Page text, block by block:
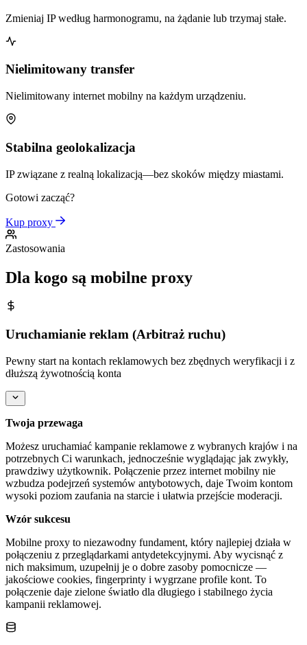
Zmieniaj IP według harmonogramu, na żądanie lub trzymaj stałe.
Nielimitowany transfer
Nielimitowany internet mobilny na każdym urządzeniu.
Stabilna geolokalizacja
IP związane z realną lokalizacją—bez skoków między miastami.
Gotowi zacząć?
Kup proxy
Zastosowania
Dla kogo są mobilne proxy
Uruchamianie reklam (Arbitraż ruchu)
Pewny start na kontach reklamowych bez zbędnych weryfikacji i z
dłuższą żywotnością konta
Twoja przewaga
Możesz uruchamiać kampanie reklamowe z wybranych krajów i na
potrzebnych Ci warunkach, jednocześnie wyglądając jak zwykły,
prawdziwy użytkownik. Połączenie przez internet mobilny nie
wzbudza podejrzeń systemów antybotowych, daje Twoim kontom
wysoki poziom zaufania na starcie i ułatwia przejście moderacji.
Wzór sukcesu
Mobilne proxy to niezawodny fundament, który najlepiej działa w
połączeniu z przeglądarkami antydetekcyjnymi. Aby wycisnąć z
nich maksimum, uzupełnij je o dobre zasoby pomocnicze —
jakościowe cookies, fingerprinty i wygrzane profile kont. To
połączenie daje zielone światło dla długiego i stabilnego życia
kampanii reklamowej.